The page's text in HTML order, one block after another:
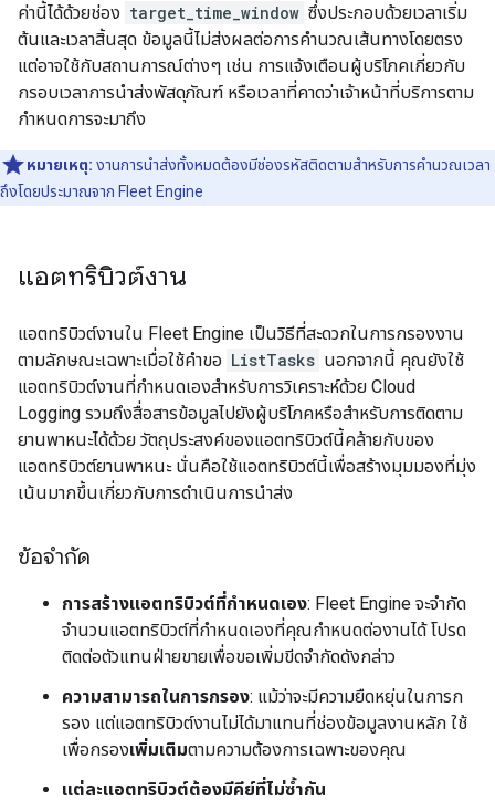
ค่านี้ได้ด้วยช่อง target_time_window ซึ่งประกอบด้วยเวลาเริ่ม
ต้นและเวลาสิ้นสุด ข้อมูลนี้ไม่ส่งผลต่อการคำนวณเส้นทางโดยตรง
แต่อาจใช้กับสถานการณ์ต่างๆ เช่น การแจ้งเตือนผู้บริโภคเกี่ยวกับ
กรอบเวลาการนำส่งพัสดุภัณฑ์ หรือเวลาที่คาดว่าเจ้าหน้าที่บริการตาม
กำหนดการจะมาถึง
หมายเหตุ: งานการนำส่งทั้งหมดต้องมีช่องรหัสติดตามสำหรับการคํานวณเวลา
ถึงโดยประมาณจาก Fleet Engine
แอตทริบิวต์งาน
แอตทริบิวต์งานใน Fleet Engine เป็นวิธีที่สะดวกในการกรองงาน
ตามลักษณะเฉพาะเมื่อใช้คําขอ ListTasks นอกจากนี้ คุณยังใช้
แอตทริบิวต์งานที่กำหนดเองสําหรับการวิเคราะห์ด้วย Cloud
Logging รวมถึงสื่อสารข้อมูลไปยังผู้บริโภคหรือสําหรับการติดตาม
ยานพาหนะได้ด้วย วัตถุประสงค์ของแอตทริบิวต์นี้คล้ายกับของ
แอตทริบิวต์ยานพาหนะ นั่นคือใช้แอตทริบิวต์นี้เพื่อสร้างมุมมองที่มุ่ง
เน้นมากขึ้นเกี่ยวกับการดำเนินการนำส่ง
ข้อจำกัด
การสร้างแอตทริบิวต์ที่กำหนดเอง: Fleet Engine จะจำกัด
จำนวนแอตทริบิวต์ที่กำหนดเองที่คุณกำหนดต่องานได้ โปรด
ติดต่อตัวแทนฝ่ายขายเพื่อขอเพิ่มขีดจํากัดดังกล่าว
ความสามารถในการกรอง: แม้ว่าจะมีความยืดหยุ่นในการก
รอง แต่แอตทริบิวต์งานไม่ได้มาแทนที่ช่องข้อมูลงานหลัก ใช้
เพื่อกรองเพิ่มเติมตามความต้องการเฉพาะของคุณ
แต่ละแอตทริบิวต์ต้องมีคีย์ที่ไม่ซ้ำกัน